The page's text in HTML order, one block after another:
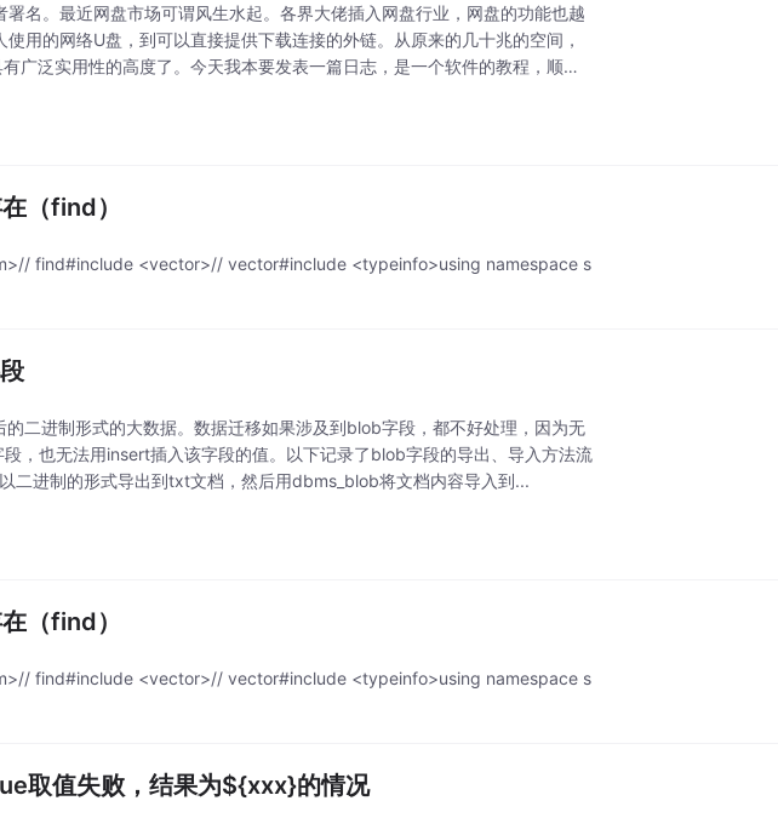
名。最近网盘市场可谓风生水起。各界大佬插入网盘行业，网盘的功能也越
用的网络U盘，到可以直接提供下载连接的外链。从原来的几十兆的空间，
广泛实用性的高度了。今天我本要发表一篇日志，是一个软件的教程，顺便
（find）
find#include <vector>// vector#include <typeinfo>using namespace s
二进制形式的大数据。数据迁移如果涉及到blob字段，都不好处理，因为无
，也无法用insert插入该字段的值。以下记录了blob字段的导出、导入方法流
二进制的形式导出到txt文档，然后用dbms_blob将文档内容导入到...
（find）
find#include <vector>// vector#include <typeinfo>using namespace s
取值失败，结果为${xxx}的情况